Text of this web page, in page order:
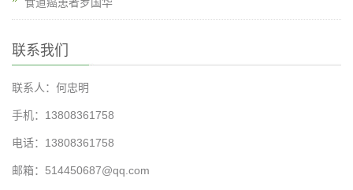
联系我们
联系人：何忠明
手机：13808361758
电话：13808361758
邮箱：514450687@qq.com